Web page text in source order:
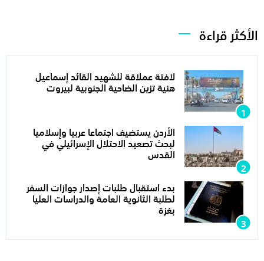
الأكثر قراءة
لافتة عملاقة للشهيد القائد إسماعيل
هنية تزين الضاحية الجنوبية لبيروت
الأردن يستضيف اجتماعا عربيا وإسلاميا
لبحث تصعيد الاحتلال الإسرائيلي في
القدس
بدء استقبال طلبات إصدار جوازات السفر
لطلبة الثانوية العامة والدراسات العليا
بغزة